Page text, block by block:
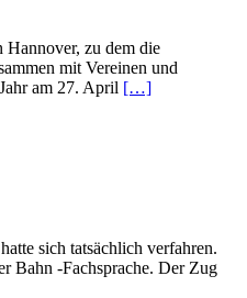
zu dem die
mit Vereinen und
am 27. April […]
sich tatsächlich verfahren.
Bahn -Fachsprache. Der Zug